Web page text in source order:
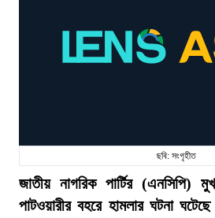
ছবি: সংগৃহীত
জাতীয় নাগরিক পার্টির (এনসিপি)
পাটওয়ারীর বহরে হামলার ঘটনা